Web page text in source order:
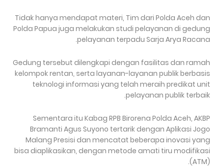
Tidak hanya mendapat materi, Tim dari Polda Aceh dan
Polda Papua juga melakukan studi pelayanan di gedung
pelayanan terpadu Sarja Arya Racana.
Gedung tersebut dilengkapi dengan fasilitas dan ramah
kelompok rentan, serta layanan-layanan publik berbasis
teknologi informasi yang telah meraih predikat unit
pelayanan publik terbaik.
Sementara itu Kabag RPB Birorena Polda Aceh, AKBP
Bramanti Agus Suyono tertarik dengan Aplikasi Jogo
Malang Presisi dan mencatat beberapa inovasi yang
bisa diaplikasikan, dengan metode amati tiru modifikasi
(ATM).